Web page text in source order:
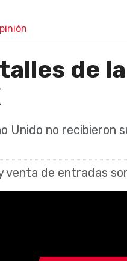
de
Unido no recibieron
venta de entradas